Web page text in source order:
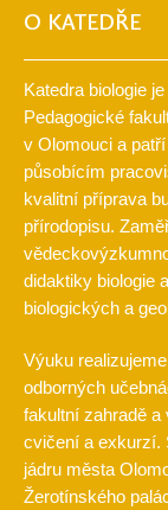
O KATEDŘE
Katedra biologie
Pedagogické
v Olomouci a
působícím
kvalitní příprava
přírodopisu.
didaktiky biologie
biologických a
Výuku
odborných
fakultní zahradě
cvičení a exkurzí.
jádru města
Žerotínského